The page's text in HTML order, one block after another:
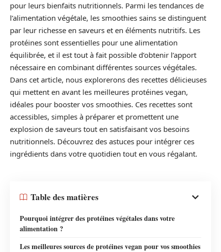
pour leurs bienfaits nutritionnels. Parmi les tendances de
l’alimentation végétale, les smoothies sains se distinguent
par leur richesse en saveurs et en éléments nutritifs. Les
protéines sont essentielles pour une alimentation
équilibrée, et il est tout à fait possible d’obtenir l’apport
nécessaire en combinant différentes sources végétales.
Dans cet article, nous explorerons des recettes délicieuses
qui mettent en avant les meilleures protéines vegan,
idéales pour booster vos smoothies. Ces recettes sont
accessibles, simples à préparer et promettent une
explosion de saveurs tout en satisfaisant vos besoins
nutritionnels. Découvrez des astuces pour intégrer ces
ingrédients dans votre quotidien tout en vous régalant.
Table des matières
Pourquoi intégrer des protéines végétales dans votre
alimentation ?
Les meilleures sources de protéines vegan pour vos smoothies